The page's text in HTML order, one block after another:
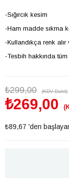
-Sığırcık kesim
-Ham madde sıkma
-Kullandıkça renk alır
-Tesbih hakkında
₺299,00 (KDV Dahil)
₺269,00
₺89,67 'den